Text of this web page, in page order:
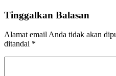
Tinggalkan Balasan
Alamat email Anda tidak akan
ditandai *